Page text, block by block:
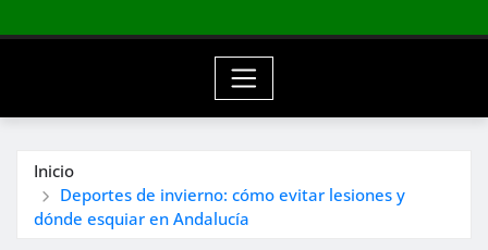
Inicio
Deportes de invierno: cómo evitar lesiones y
dónde esquiar en Andalucía